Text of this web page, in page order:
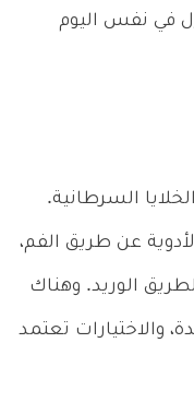
في نفس اليوم
السرطانية.
عن طريق الفم،
الوريد. وهناك
والاختيارات تعتمد